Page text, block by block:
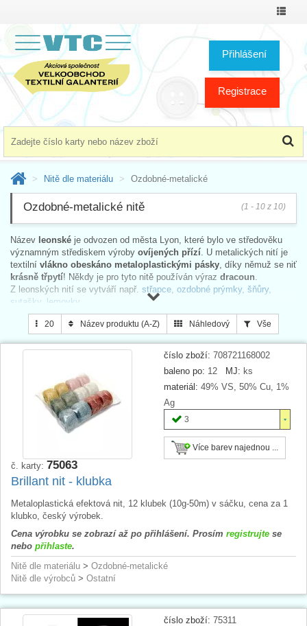
Přihlášení
Registrace
Nitě dle materiálu Ozdobné-metalické
Ozdobné-metalické nitě (1 - 10 z 10)
Název leonské je odvozen od města Lyon, které bylo ve středověku
významným střediskem výroby ovíjených přízí . U metalických nití je
textilní vlákno obeskáno metaloplastickými pásky , díky němuž se niť
krásně třpytí! Někdy je pro tyto nitě používán výraz dracoun
Z leonských nití se vytváří např. střapce ozdobné prýmky, šňůry,
sutašky, lemovky
Leonské nitě se převážně používají na
výrobu ozdob pro slavnostní
oděvy– kroje, uniformy, stejnokroje, divadelní kostýmy apod. Mohou
být také použity prodekorační účely, přiaranžování květin,ručním
20 Název produktu (A-Z) Náhledový Vše
číslo zboží: 708721168002
baleno po: 12 MJ: ks
materiál: 49% VS, 50% Cu, 1%
Ag
3
Více barev najednou ...
č. karty: 75063
Brillant nit - klubka
Metaloplastická efektová nit, 12 klubek (10g-50m) v sáčku, cena za 1
klubko, český výrobek.
Cena výrobku se zobrazí až po přihlášení. Prosím registrujte se
nebo přihlaste.
Nitě dle materiálu > Ozdobné-metalické
Nitě dle výrobců > Ostatní
číslo zboží: 75311